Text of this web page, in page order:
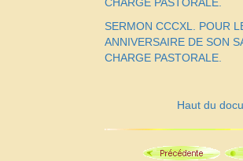
SERMON CCCXL. POUR
ANNIVERSAIRE DE SON
CHARGE PASTORALE.
Haut du